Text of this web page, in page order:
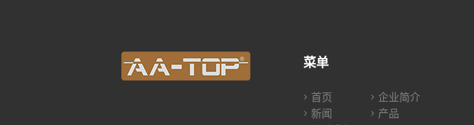
菜单
首页
企业简介
新闻
产品